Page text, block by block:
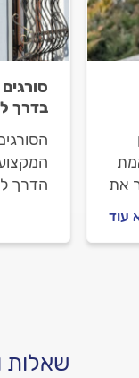
את
עוד
בדרך
הדרך
שאלות